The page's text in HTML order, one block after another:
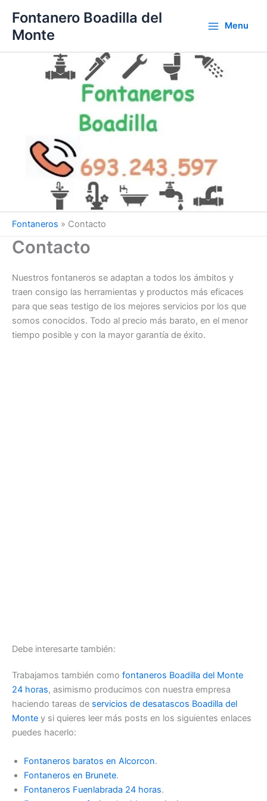
contenido
Fontanero Boadilla del
Monte
Menu
Fontaneros » Contacto
Contacto
Nuestros fontaneros se adaptan a todos los ámbitos y
traen consigo las herramientas y productos más eficaces
para que seas testigo de los mejores servicios por los que
somos conocidos. Todo al precio más barato, en el menor
tiempo posible y con la mayor garantía de éxito.
Debe interesarte también:
Trabajamos también como fontaneros Boadilla del Monte
24 horas, asimismo producimos con nuestra empresa
haciendo tareas de servicios de desatascos Boadilla del
Monte y si quieres leer más posts en los siguientes enlaces
puedes hacerlo:
Fontaneros baratos en Alcorcon.
Fontaneros en Brunete.
Fontaneros Fuenlabrada 24 horas.